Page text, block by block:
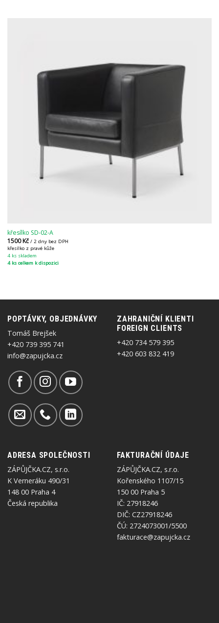
křesílko SD-02-A
1500Kč / 2 dny bez DPH
křesílko z pravé kůže
4 ks skladem
4 ks celkem k dispozici
POPTÁVKY, OBJEDNÁVKY
Tomáš Brejšek
+420 739 395 741
info@zapujcka.cz
ZAHRANIČNÍ KLIENTI
FOREIGN CLIENTS
+420 734 579 395
+420 603 832 419
ADRESA SPOLEČNOSTI
ZÁPŮJČKA.CZ, s.r.o.
K Verneráku 490/31
148 00 Praha 4
Česká republika
FAKTURAČNÍ ÚDAJE
ZÁPŮJČKA.CZ, s.r.o.
Kořenského 1107/15
150 00 Praha 5
IČ: 27918246
DIČ: CZ27918246
ČÚ: 2724073001/5500
fakturace@zapujcka.cz